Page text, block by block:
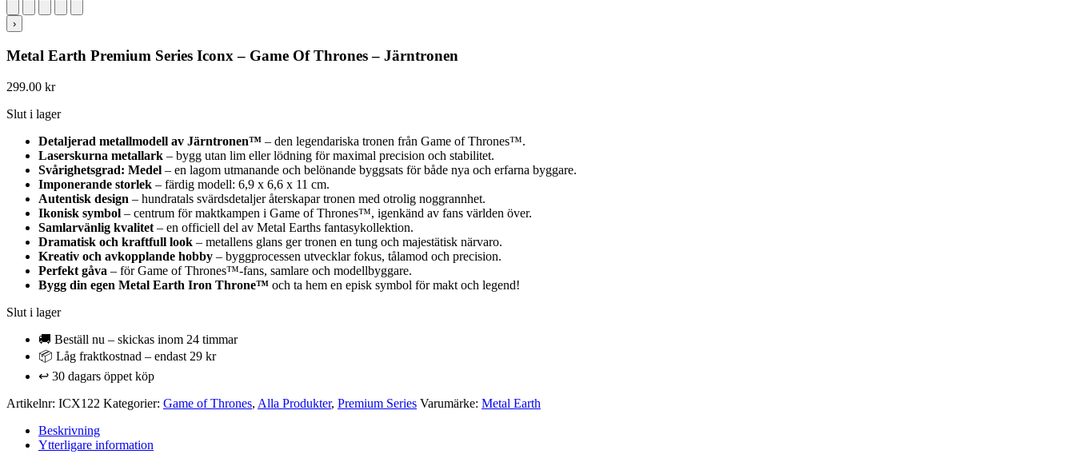
›
Metal Earth Premium Series Iconx – Game Of Thrones – Järntronen
299.00 kr
Slut i lager
Detaljerad metallmodell av Järntronen™ – den legendariska tronen från Game of Thrones™.
Laserskurna metallark – bygg utan lim eller lödning för maximal precision och stabilitet.
Svårighetsgrad: Medel – en lagom utmanande och belönande byggsats för både nya och erfarna byggare.
Imponerande storlek – färdig modell: 6,9 x 6,6 x 11 cm.
Autentisk design – hundratals svärdsdetaljer återskapar tronen med otrolig noggrannhet.
Ikonisk symbol – centrum för maktkampen i Game of Thrones™, igenkänd av fans världen över.
Samlarvänlig kvalitet – en officiell del av Metal Earths fantasykollektion.
Dramatisk och kraftfull look – metallens glans ger tronen en tung och majestätisk närvaro.
Kreativ och avkopplande hobby – byggprocessen utvecklar fokus, tålamod och precision.
Perfekt gåva – för Game of Thrones™-fans, samlare och modellbyggare.
Bygg din egen Metal Earth Iron Throne™ och ta hem en episk symbol för makt och legend!
Slut i lager
🚚 Beställ nu – skickas inom 24 timmar
📦 Låg fraktkostnad – endast 29 kr
↩️ 30 dagars öppet köp
Artikelnr: ICX122 Kategorier: Game of Thrones, Alla Produkter, Premium Series Varumärke: Metal Earth
Beskrivning
Ytterligare information